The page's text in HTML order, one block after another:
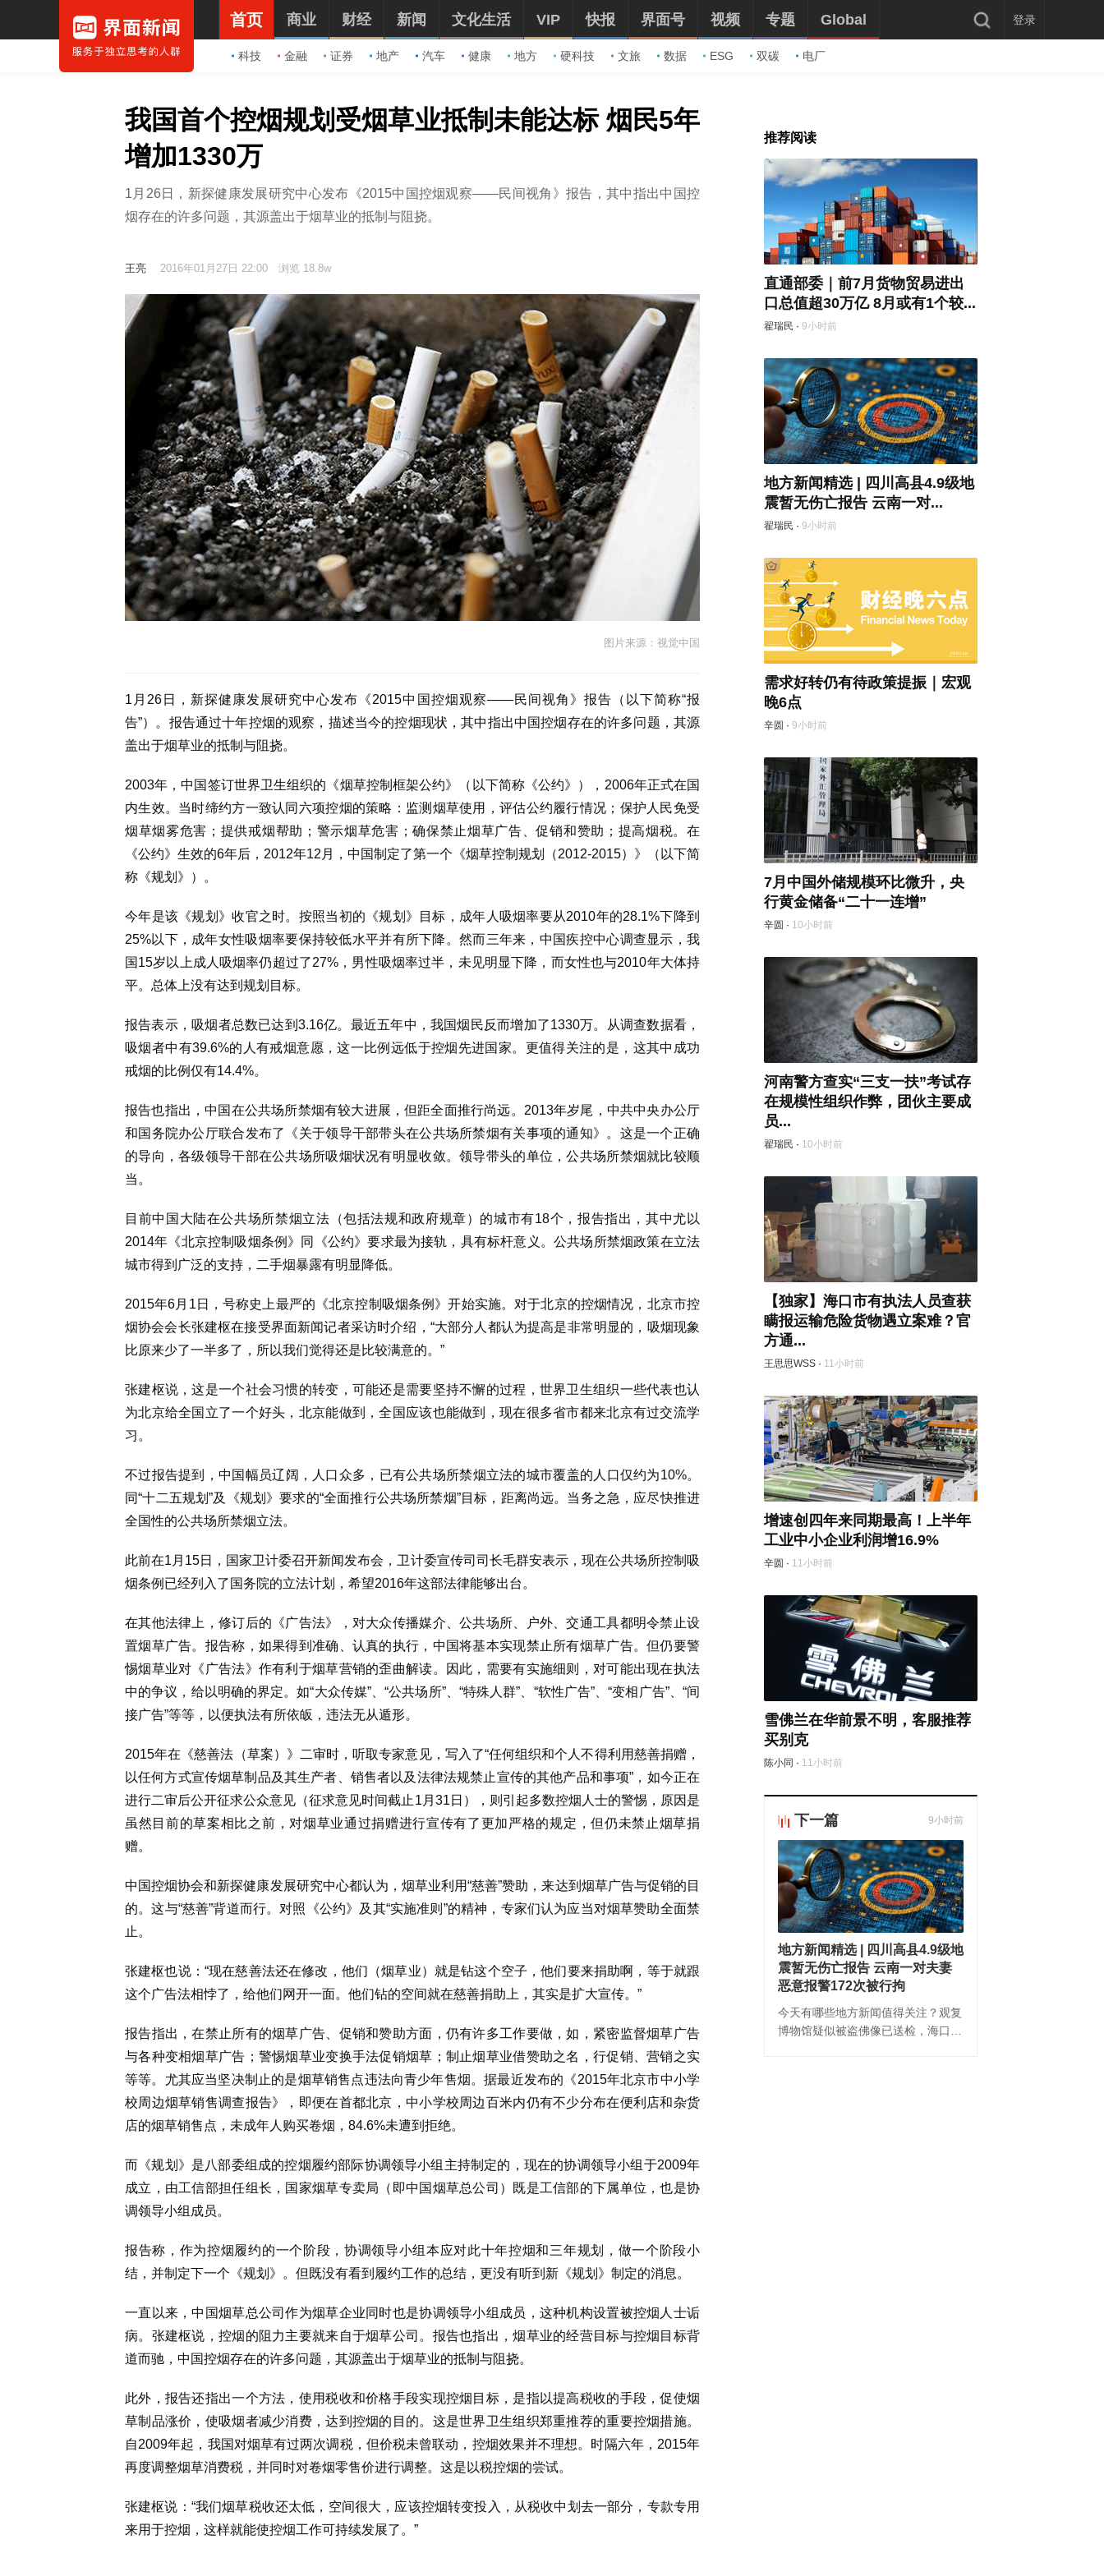
首页
科技 金融 证券 地产 汽车 健康 地方 硬科技 文旅 数据 ESG 双碳 电厂
商业 财经 新闻 文化生活 VIP 快报 界面号 视频 专题 Global 登录
我国首个控烟规划受烟草业抵制未能达标 烟民5年
增加1330万
1月26日，新探健康发展研究中心发布《2015中国控烟观察——民间视角》报告，其中指出中国控
烟存在的许多问题，其源盖出于烟草业的抵制与阻挠。
王亮 2016年01月27日 22:00 浏览 18.8w
图片来源：视觉中国
1月26日，新探健康发展研究中心发布《2015中国控烟观察——民间视角》报告（以下简称“报
告”）。报告通过十年控烟的观察，描述当今的控烟现状，其中指出中国控烟存在的许多问题，其源
盖出于烟草业的抵制与阻挠。
2003年，中国签订世界卫生组织的《烟草控制框架公约》（以下简称《公约》），2006年正式在国
内生效。当时缔约方一致认同六项控烟的策略：监测烟草使用，评估公约履行情况；保护人民免受
烟草烟雾危害；提供戒烟帮助；警示烟草危害；确保禁止烟草广告、促销和赞助；提高烟税。在
《公约》生效的6年后，2012年12月，中国制定了第一个《烟草控制规划（2012-2015）》（以下简
称《规划》）。
今年是该《规划》收官之时。按照当初的《规划》目标，成年人吸烟率要从2010年的28.1%下降到
25%以下，成年女性吸烟率要保持较低水平并有所下降。然而三年来，中国疾控中心调查显示，我
国15岁以上成人吸烟率仍超过了27%，男性吸烟率过半，未见明显下降，而女性也与2010年大体持
平。总体上没有达到规划目标。
报告表示，吸烟者总数已达到3.16亿。最近五年中，我国烟民反而增加了1330万。从调查数据看，
吸烟者中有39.6%的人有戒烟意愿，这一比例远低于控烟先进国家。更值得关注的是，这其中成功
戒烟的比例仅有14.4%。
报告也指出，中国在公共场所禁烟有较大进展，但距全面推行尚远。2013年岁尾，中共中央办公厅
和国务院办公厅联合发布了《关于领导干部带头在公共场所禁烟有关事项的通知》。这是一个正确
的导向，各级领导干部在公共场所吸烟状况有明显收敛。领导带头的单位，公共场所禁烟就比较顺
当。
目前中国大陆在公共场所禁烟立法（包括法规和政府规章）的城市有18个，报告指出，其中尤以
2014年《北京控制吸烟条例》同《公约》要求最为接轨，具有标杆意义。公共场所禁烟政策在立法
城市得到广泛的支持，二手烟暴露有明显降低。
2015年6月1日，号称史上最严的《北京控制吸烟条例》开始实施。对于北京的控烟情况，北京市控
烟协会会长张建枢在接受界面新闻记者采访时介绍，“大部分人都认为提高是非常明显的，吸烟现象
比原来少了一半多了，所以我们觉得还是比较满意的。”
张建枢说，这是一个社会习惯的转变，可能还是需要坚持不懈的过程，世界卫生组织一些代表也认
为北京给全国立了一个好头，北京能做到，全国应该也能做到，现在很多省市都来北京有过交流学
习。
不过报告提到，中国幅员辽阔，人口众多，已有公共场所禁烟立法的城市覆盖的人口仅约为10%。
同“十二五规划”及《规划》要求的“全面推行公共场所禁烟”目标，距离尚远。当务之急，应尽快推进
全国性的公共场所禁烟立法。
此前在1月15日，国家卫计委召开新闻发布会，卫计委宣传司司长毛群安表示，现在公共场所控制吸
烟条例已经列入了国务院的立法计划，希望2016年这部法律能够出台。
在其他法律上，修订后的《广告法》，对大众传播媒介、公共场所、户外、交通工具都明令禁止设
置烟草广告。报告称，如果得到准确、认真的执行，中国将基本实现禁止所有烟草广告。但仍要警
惕烟草业对《广告法》作有利于烟草营销的歪曲解读。因此，需要有实施细则，对可能出现在执法
中的争议，给以明确的界定。如“大众传媒”、“公共场所”、“特殊人群”、“软性广告”、“变相广告”、“间
接广告”等等，以便执法有所依皈，违法无从遁形。
2015年在《慈善法（草案）》二审时，听取专家意见，写入了“任何组织和个人不得利用慈善捐赠，
以任何方式宣传烟草制品及其生产者、销售者以及法律法规禁止宣传的其他产品和事项”，如今正在
进行二审后公开征求公众意见（征求意见时间截止1月31日），则引起多数控烟人士的警惕，原因是
虽然目前的草案相比之前，对烟草业通过捐赠进行宣传有了更加严格的规定，但仍未禁止烟草捐
赠。
中国控烟协会和新探健康发展研究中心都认为，烟草业利用“慈善”赞助，来达到烟草广告与促销的目
的。这与“慈善”背道而行。对照《公约》及其“实施准则”的精神，专家们认为应当对烟草赞助全面禁
止。
张建枢也说：“现在慈善法还在修改，他们（烟草业）就是钻这个空子，他们要来捐助啊，等于就跟
这个广告法相悖了，给他们网开一面。他们钻的空间就在慈善捐助上，其实是扩大宣传。”
报告指出，在禁止所有的烟草广告、促销和赞助方面，仍有许多工作要做，如，紧密监督烟草广告
与各种变相烟草广告；警惕烟草业变换手法促销烟草；制止烟草业借赞助之名，行促销、营销之实
等等。尤其应当坚决制止的是烟草销售点违法向青少年售烟。据最近发布的《2015年北京市中小学
校周边烟草销售调查报告》，即便在首都北京，中小学校周边百米内仍有不少分布在便利店和杂货
店的烟草销售点，未成年人购买卷烟，84.6%未遭到拒绝。
而《规划》是八部委组成的控烟履约部际协调领导小组主持制定的，现在的协调领导小组于2009年
成立，由工信部担任组长，国家烟草专卖局（即中国烟草总公司）既是工信部的下属单位，也是协
调领导小组成员。
报告称，作为控烟履约的一个阶段，协调领导小组本应对此十年控烟和三年规划，做一个阶段小
结，并制定下一个《规划》。但既没有看到履约工作的总结，更没有听到新《规划》制定的消息。
一直以来，中国烟草总公司作为烟草企业同时也是协调领导小组成员，这种机构设置被控烟人士诟
病。张建枢说，控烟的阻力主要就来自于烟草公司。报告也指出，烟草业的经营目标与控烟目标背
道而驰，中国控烟存在的许多问题，其源盖出于烟草业的抵制与阻挠。
此外，报告还指出一个方法，使用税收和价格手段实现控烟目标，是指以提高税收的手段，促使烟
草制品涨价，使吸烟者减少消费，达到控烟的目的。这是世界卫生组织郑重推荐的重要控烟措施。
自2009年起，我国对烟草有过两次调税，但价税未曾联动，控烟效果并不理想。时隔六年，2015年
再度调整烟草消费税，并同时对卷烟零售价进行调整。这是以税控烟的尝试。
张建枢说：“我们烟草税收还太低，空间很大，应该控烟转变投入，从税收中划去一部分，专款专用
来用于控烟，这样就能使控烟工作可持续发展了。”
推荐阅读
直通部委｜前7月货物贸易进出
口总值超30万亿 8月或有1个较...
翟瑞民 · 9小时前
地方新闻精选 | 四川高县4.9级地
震暂无伤亡报告 云南一对...
翟瑞民 · 9小时前
需求好转仍有待政策提振｜宏观
晚6点
辛圆 · 9小时前
7月中国外储规模环比微升，央
行黄金储备“二十一连增”
辛圆 · 10小时前
河南警方查实“三支一扶”考试存
在规模性组织作弊，团伙主要成
员...
翟瑞民 · 10小时前
【独家】海口市有执法人员查获
瞒报运输危险货物遇立案难？官
方通...
王思思WSS · 11小时前
增速创四年来同期最高！上半年
工业中小企业利润增16.9%
辛圆 · 11小时前
雪佛兰在华前景不明，客服推荐
买别克
陈小同 · 11小时前
下一篇 9小时前
地方新闻精选 | 四川高县4.9级地
震暂无伤亡报告 云南一对夫妻
恶意报警172次被行拘
今天有哪些地方新闻值得关注？观复
博物馆疑似被盗佛像已送检，海口方